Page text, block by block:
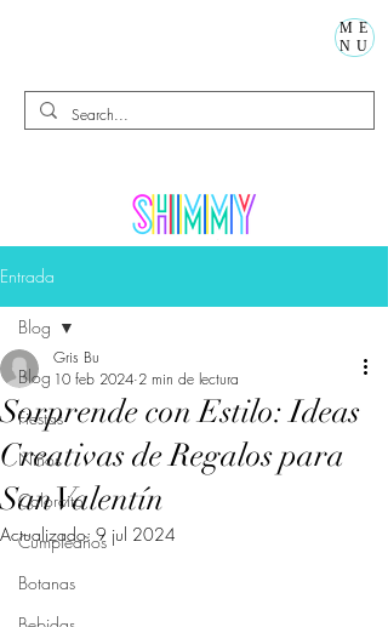
ME
NU
Entrada
Blog
Fiestas
Niños
Calorcito
Cumpleaños
Botanas
Blog
Sorprende con Estilo: Ideas
Creativas de Regalos para
San Valentín
Gris Bu
10 feb 2024 2 min de lectura
Actualizado: 9 jul 2024